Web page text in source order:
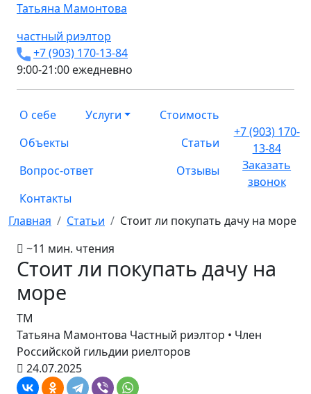
Татьяна Мамонтова
частный риэлтор
+7 (903) 170-13-84
9:00-21:00 ежедневно
О себе Услуги
Стоимость
Объекты
Статьи
Вопрос-ответ
Отзывы
Контакты
+7 (903) 170-
13-84
Заказать
звонок
Главная Статьи
Стоит ли покупать дачу на море
~11 мин. чтения
Стоит ли покупать дачу на
море
ТМ
Татьяна Мамонтова Частный риэлтор • Член
Российской гильдии риелторов
24.07.2025